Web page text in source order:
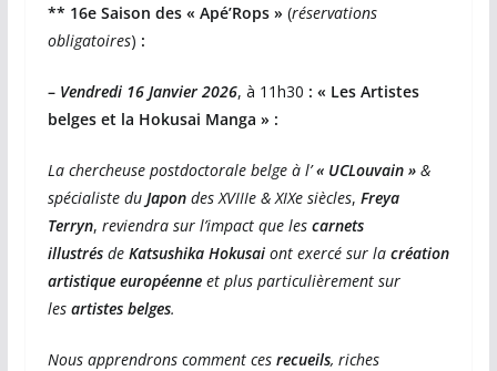
** 16e Saison des « Apé’Rops » (réservations
obligatoires) :
–Vendredi 16 Janvier 2026, à 11h30 : « Les Artistes
belges et la Hokusai Manga » :
La chercheuse postdoctorale belge à l’« UCLouvain »&
spécialiste duJapondes XVIIIe & XIXe siècles, Freya
Terryn, reviendra sur l’impact que les carnets
illustrés de Katsushika Hokusaiont exercé sur lacréation
artistique européenneet plus particulièrement sur
les artistes belges.
Nous apprendrons comment cesrecueils, riches